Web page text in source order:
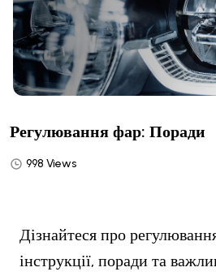
Регулювання фар: Поради
998 Views
Дізнайтеся про
інструкції, поради та